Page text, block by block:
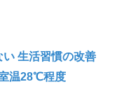
生活習慣の改善
温28℃程度